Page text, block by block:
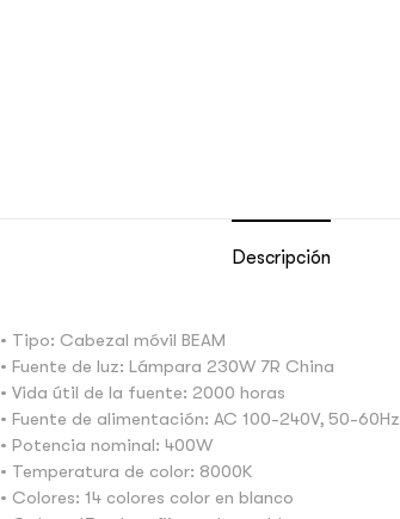
Descripción
• Tipo: Cabezal móvil BEAM
• Fuente de luz: Lámpara 230W 7R China
• Vida útil de la fuente: 2000 horas
• Fuente de alimentación: AC 100-240V, 50-60Hz
• Potencia nominal: 400W
• Temperatura de color: 8000K
• Colores: 14 colores color en blanco